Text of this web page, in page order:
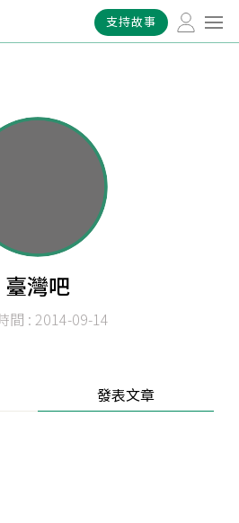
支持故事
臺灣吧
間 : 2014-09-14
發表文章